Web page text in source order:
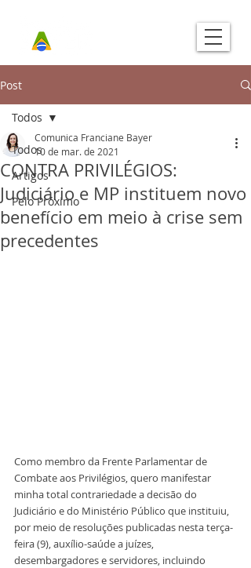
Post
Todos
Artigos
Pelo Próximo
Todos
CONTRA PRIVILÉGIOS:
Judiciário e MP instituem novo
benefício em meio à crise sem
precedentes
Comunica Franciane Bayer
10 de mar. de 2021
Como membro da Frente Parlamentar de
Combate aos Privilégios, quero manifestar
minha total contrariedade a decisão do
Judiciário e do Ministério Público que instituiu,
por meio de resoluções publicadas nesta terça-
feira (9), auxílio-saúde a juízes,
desembargadores e servidores, incluindo